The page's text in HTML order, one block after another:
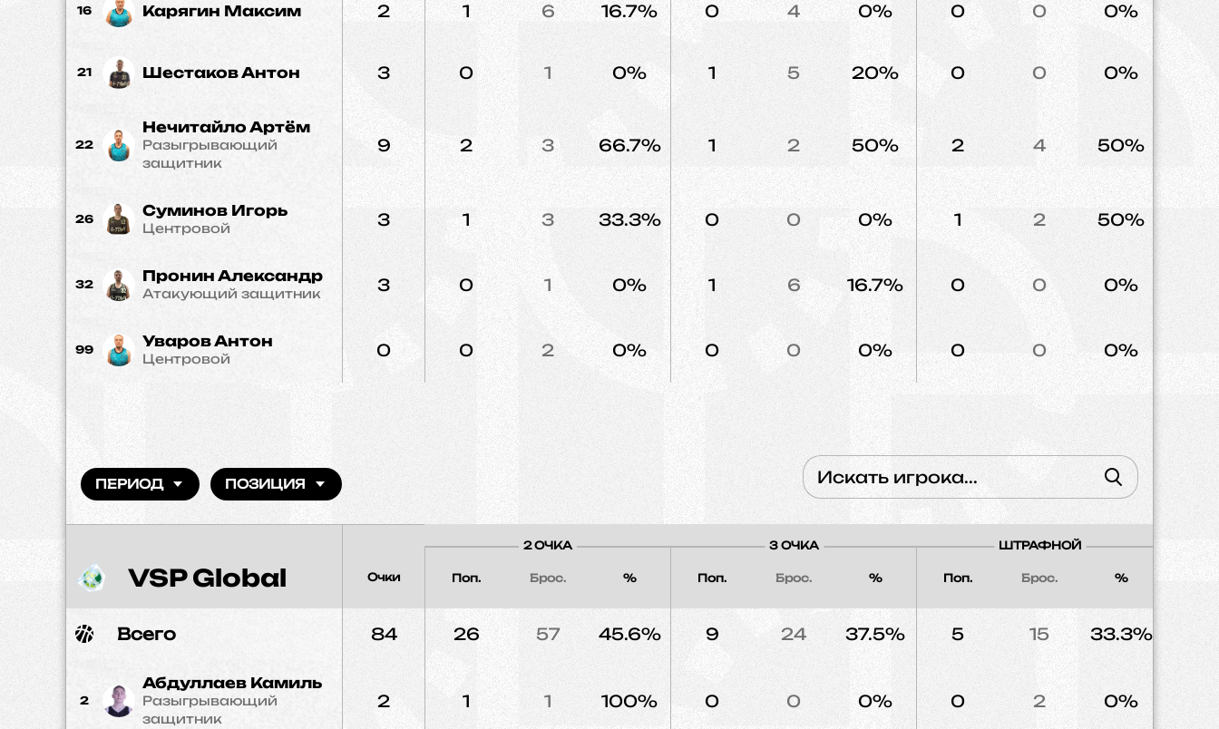
16 Карягин Максим 2 1 6 16.7% 0 4 0% 0 0 0%
21 Шестаков Антон 3 0 1 0% 1 5 20% 0 0 0% 0
22
Нечитайло Артём
Разыгрывающий
защитник
9 2 3 66.7% 1 2 50% 2 4 50% 2
26 Суминов Игорь
Центровой 3 1 3 33.3% 0 0 0% 1 2 50%
32 Пронин Александр
Атакующий защитник 3 0 1 0% 1 6 16.7% 0 0 0%
99 Уваров Антон
Центровой 0 0 2 0% 0 0 0% 0 0 0%
ПЕРИОД ПОЗИЦИЯ
VSP Global Очки
2 ОЧКА
Поп. Брос. %
3 ОЧКА
Поп. Брос. %
ШТРАФНОЙ
Поп. Брос. %
Всего 84 26 57 45.6% 9 24 37.5% 5 15 33.3%
2
Абдуллаев Камиль
Разыгрывающий
защитник
2 1 1 100% 0 0 0% 0 2 0%